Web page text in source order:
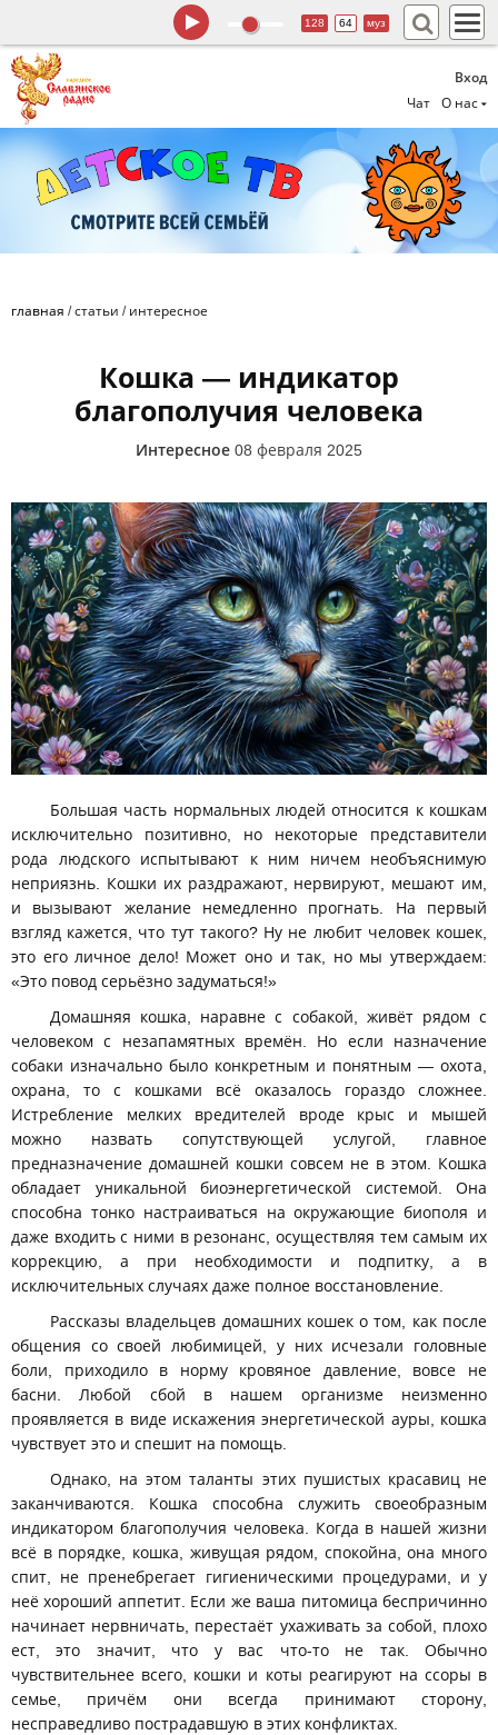
Вход
Чат
О нас
128 64 муз
главная /статьи / интересное
Кошка — индикатор
благополучия человека
Интересное 08 февраля 2025
Большая часть нормальных людей относится к кошкам
исключительно позитивно, но некоторые представители
рода людского испытывают к ним ничем необъяснимую
неприязнь. Кошки их раздражают, нервируют, мешают им,
и вызывают желание немедленно прогнать. На первый
взгляд кажется, что тут такого? Ну не любит человек кошек,
это его личное дело! Может оно и так, но мы утверждаем:
«Это повод серьёзно задуматься!»
Домашняя кошка, наравне с собакой, живёт рядом с
человеком с незапамятных времён. Но если назначение
собаки изначально было конкретным и понятным — охота,
охрана, то с кошками всё оказалось гораздо сложнее.
Истребление мелких вредителей вроде крыс и мышей
можно назвать сопутствующей услугой, главное
предназначение домашней кошки совсем не в этом. Кошка
обладает уникальной биоэнергетической системой. Она
способна тонко настраиваться на окружающие биополя и
даже входить с ними в резонанс, осуществляя тем самым их
коррекцию, а при необходимости и подпитку, а в
исключительных случаях даже полное восстановление.
Рассказы владельцев домашних кошек о том, как после
общения со своей любимицей, у них исчезали головные
боли, приходило в норму кровяное давление, вовсе не
басни. Любой сбой в нашем организме неизменно
проявляется в виде искажения энергетической ауры, кошка
чувствует это и спешит на помощь.
Однако, на этом таланты этих пушистых красавиц не
заканчиваются. Кошка способна служить своеобразным
индикатором благополучия человека. Когда в нашей жизни
всё в порядке, кошка, живущая рядом, спокойна, она много
спит, не пренебрегает гигиеническими процедурами, и у
неё хороший аппетит. Если же ваша питомица беспричинно
начинает нервничать, перестаёт ухаживать за собой, плохо
ест, это значит, что у вас что-то не так. Обычно
чувствительнее всего, кошки и коты реагируют на ссоры в
семье, причём они всегда принимают сторону,
несправедливо пострадавшую в этих конфликтах.